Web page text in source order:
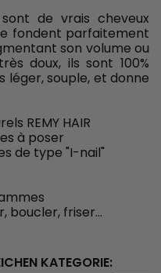
de vrais cheveux
fondent parfaitement
son volume ou
doux, ils sont 100%
léger, souple, et donne
REMY HAIR
à poser
de type "I-nail"
boucler, friser...
KATEGORIE: